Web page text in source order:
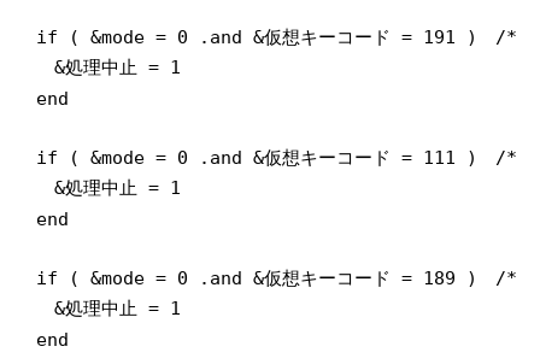
if ( &mode = 0 .and &仮想キーコード = 191 ) /* ［表
&処理中止 = 1
end
if ( &mode = 0 .and &仮想キーコード = 111 ) /*
&処理中止 = 1
end
if ( &mode = 0 .and &仮想キーコード = 189 ) /* ［表
&処理中止 = 1
end